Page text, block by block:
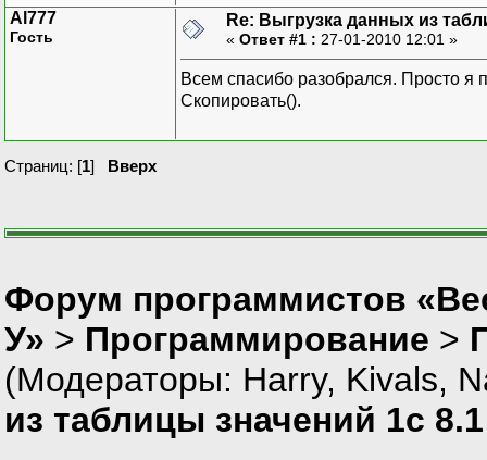
Al777
Гость
Re: Выгрузка данных из
« Ответ #1 : 27-01-2010 12:01 »
Всем спасибо разобрался. Просто я
Скопировать().
Страниц: [1] Вверх
Форум программистов
У» > Программирование >
(Модераторы: Harry, Kivals,
из таблицы значений 1с 8.1